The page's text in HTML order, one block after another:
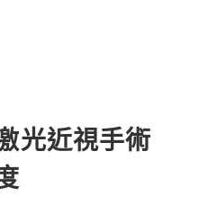
光近視手術